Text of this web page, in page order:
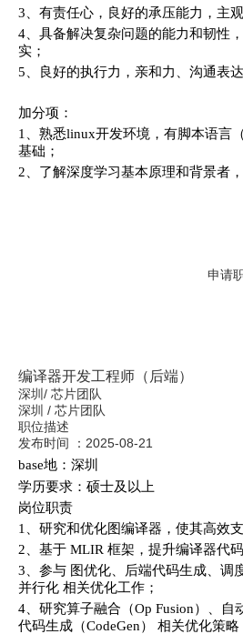
3、有责任心，良好的承压能力，主
4、具备解决复杂问题的能力和韧性
实；
5、良好的执行力，亲和力、沟通表
加分项：
1、熟悉linux开发环境，有脚本语言
基础；
2、了解深度学习基本原理和背景者
申请
编译器开发工程师（后端）
深圳 / 芯片团队
深圳 / 芯片团队
职位描述
发布时间 ： 2025-08-21
base地：深圳
学历要求：硕士及以上
岗位职责
1、研究和优化图编译器，使其高效
2、基于 MLIR 框架，提升编译器代
3、参与 图优化 、后端代码生成、调
并行化 相关优化工作；
4、研究算子融合（Op Fusion）、自
代码生成（CodeGen） 相关优化策略